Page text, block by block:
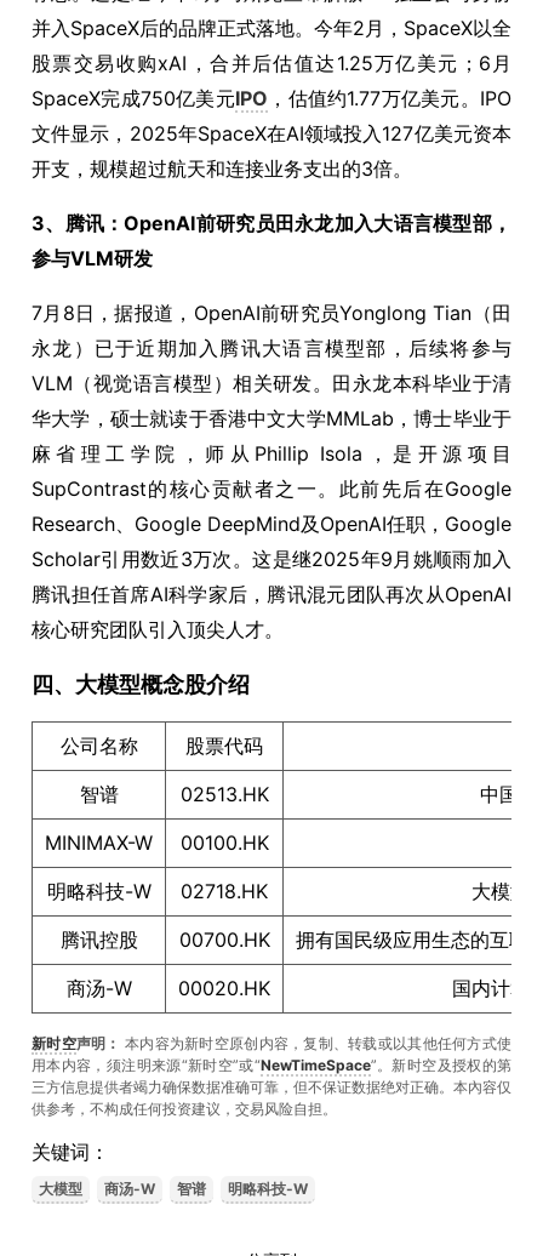
并入SpaceX后的品牌正式落地。今年2月，SpaceX以全
股票交易收购xAI，合并后估值达1.25万亿美元；6月
SpaceX完成750亿美元IPO ，估值约1.77万亿美元。IPO
文件显示，2025年SpaceX在AI领域投入127亿美元资本
开支，规模超过航天和连接业务支出的3倍。
3、腾讯：OpenAI前研究员田永龙加入大语言模型部，
参与VLM研发
7月8日，据报道，OpenAI前研究员Yonglong Tian（田
永龙）已于近期加入腾讯大语言模型部，后续将参与
VLM（视觉语言模型）相关研发。田永龙本科毕业于清
华大学，硕士就读于香港中文大学MMLab，博士毕业于
麻省理工学院，师从Phillip Isola，是开源项目
SupContrast的核心贡献者之一。此前先后在Google
Research、Google DeepMind及OpenAI任职，Google
Scholar引用数近3万次。这是继2025年9月姚顺雨加入
腾讯担任首席AI科学家后，腾讯混元团队再次从OpenAI
核心研究团队引入顶尖人才。
四、大模型概念股介绍
公司名称
股票代码
智谱
02513.HK
中国
MINIMAX-W
00100.HK
明略科技-W
02718.HK
大模型
腾讯控股
00700.HK
拥有国民级应用生态的互联
商汤-W
00020.HK 国内计算
新时空声明： 本内容为新时空原创内容，复制、转载或以其他任何方式使
用本内容，须注明来源“新时空”或“NewTimeSpace”。新时空及授权的第
三方信息提供者竭力确保数据准确可靠，但不保证数据绝对正确。本內容仅
供参考，不构成任何投资建议，交易风险自担。
关键词：
大模型 商汤-W 智谱 明略科技-W